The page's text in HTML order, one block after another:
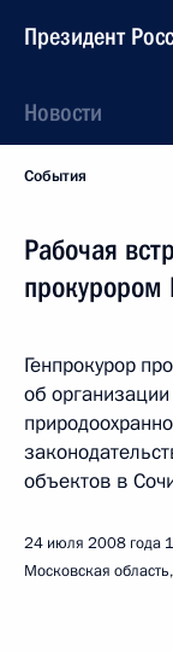
Президент
Новости
События
Рабочая
Генпрокурор
об
объектов в
24 июля 2008 года
Московская